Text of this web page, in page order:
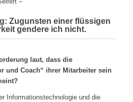
Zugunsten einer flüssigen
gendereich nicht.
laut, dass die
und Coach“ ihrer Mitarbeiter sein
Informationstechnologie und die